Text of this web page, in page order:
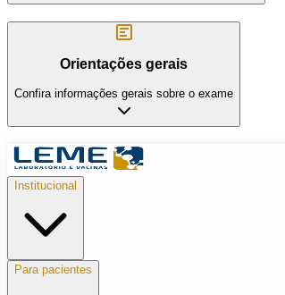
Orientações gerais
Confira informações gerais sobre o exame
Institucional
Para pacientes